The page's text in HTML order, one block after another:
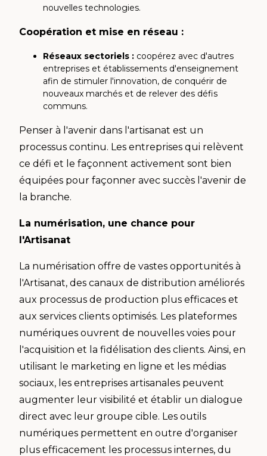
nouvelles technologies.
Coopération et mise en réseau :
Réseaux sectoriels : coopérez avec d'autres
entreprises et établissements d'enseignement
afin de stimuler l'innovation, de conquérir de
nouveaux marchés et de relever des défis
communs.
Penser à l'avenir dans l'artisanat est un
processus continu. Les entreprises qui relèvent
ce défi et le façonnent activement sont bien
équipées pour façonner avec succès l'avenir de
la branche.
La numérisation, une chance pour
l'Artisanat
La numérisation offre de vastes opportunités à
l'Artisanat, des canaux de distribution améliorés
aux processus de production plus efficaces et
aux services clients optimisés. Les plateformes
numériques ouvrent de nouvelles voies pour
l'acquisition et la fidélisation des clients. Ainsi, en
utilisant le marketing en ligne et les médias
sociaux, les entreprises artisanales peuvent
augmenter leur visibilité et établir un dialogue
direct avec leur groupe cible. Les outils
numériques permettent en outre d'organiser
plus efficacement les processus internes, du